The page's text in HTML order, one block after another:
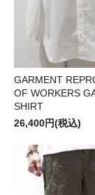
GARMENT
OF WORKERS
SHIRT
26,400円(税込)